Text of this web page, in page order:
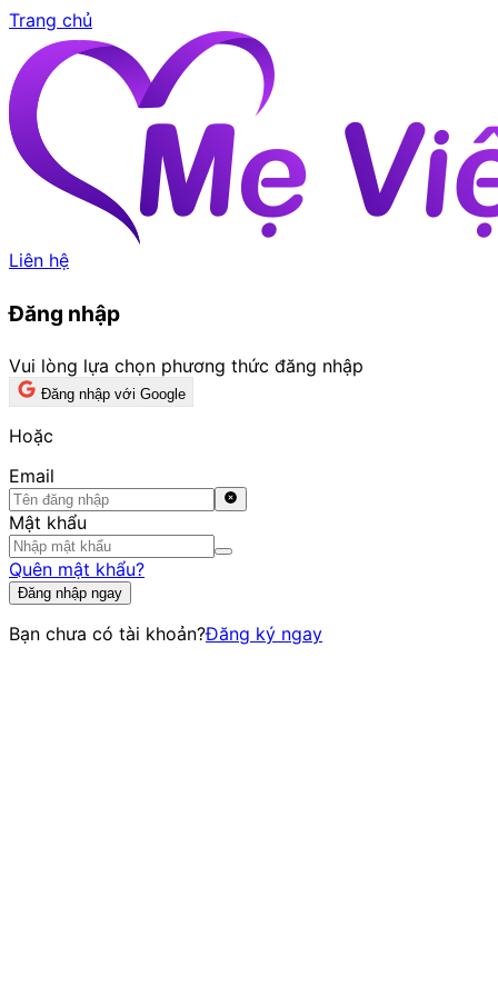
Trang chủ
Liên hệ
Đăng nhập
Vui lòng lựa chọn phương thức đăng nhập
Đăng nhập với Google
Hoặc
Email
Mật khẩu
Quên mật khẩu?
Đăng nhập ngay
Bạn chưa có tài khoản?Đăng ký ngay